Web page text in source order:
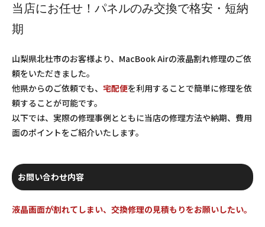
当店にお任せ！パネルのみ交換で格安・短納
期
山梨県北杜市のお客様より、MacBook Airの液晶割れ修理のご依
頼をいただきました。
他県からのご依頼でも、 宅配便を利用することで簡単に修理を依
頼することが可能です。
以下では、実際の修理事例とともに当店の修理方法や納期、費用
面のポイントをご紹介いたします。
お問い合わせ内容
液晶画面が割れてしまい、交換修理の見積もりをお願いしたい。